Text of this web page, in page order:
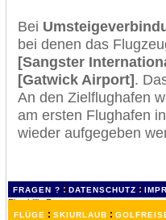
Bei
bei denen das
[Sangster
[Gatwick Airport].
An den Zielflughafen
am ersten Flughafen
wieder aufgegeben
FRAGEN ? : DATENSCHUTZ :
FLÜGE : SKIURLAUB :